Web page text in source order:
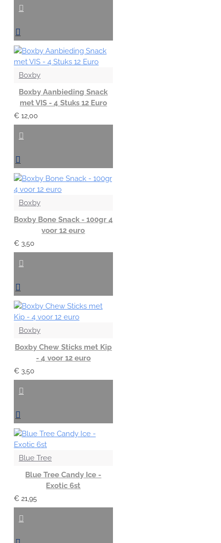
Boxby
Boxby Aanbieding Snack
met VIS - 4 Stuks 12 Euro
€ 12,00
Boxby
Boxby Bone Snack - 100gr 4
voor 12 euro
€ 3,50
Boxby
Boxby Chew Sticks met Kip
- 4 voor 12 euro
€ 3,50
Blue Tree
Blue Tree Candy Ice -
Exotic 6st
€ 21,95